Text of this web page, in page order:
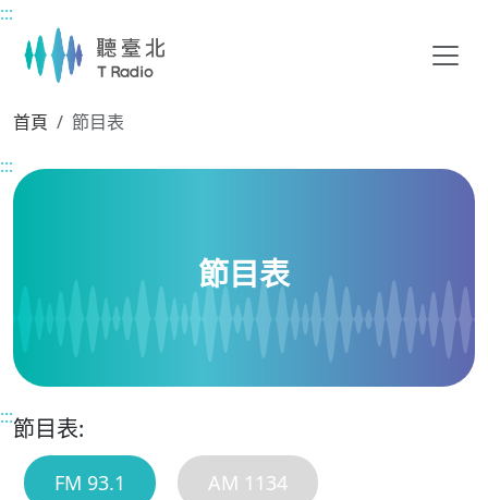
主要內容區塊
:::
首頁
節目表
:::
節目表
:::節目表:
FM 93.1 AM 1134